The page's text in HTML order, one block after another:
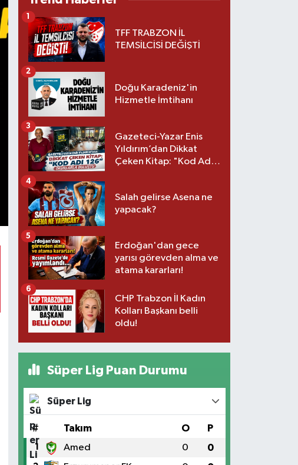
TFF TRABZON İL
TEMSİLCİSİ DEĞİŞTİ
1
Doğu Karadeniz'in
Hizmetle İmtihanı
2
Gazeteci-Yazar Enis
Yıldırım’dan Dikkat
Çeken Kitap: "Kod Adı
3
Salah gelirse Asena ne
yapacak?
4
Erdoğan'dan gece
yarısı görevden alma ve
atama kararları!
5
CHP Trabzon İl Kadın
Kolları Başkanı belli
oldu!
6
Süper Lig Puan Durumu
Süper Lig
# Takım O P
1 Amed 0 0